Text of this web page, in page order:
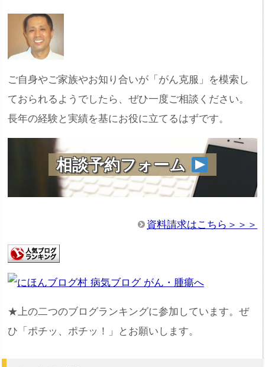
ご自身やご家族やお知り合いが「がん克服」を模索し
ておられるようでしたら、ぜひ一度ご相談ください。
長年の経験と実績を基にお役に立てるはずです。
相談予約フォーム
資料請求はこちら＞＞＞
★上の二つのブログランキングに参加しています。ぜ
ひ「ポチッ、ポチッ！」とお願いします。